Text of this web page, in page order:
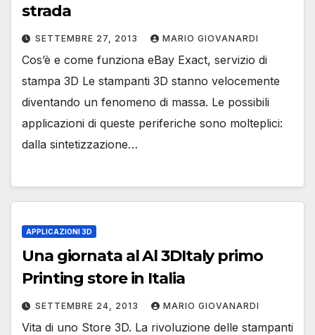
strada
SETTEMBRE 27, 2013 MARIO GIOVANARDI
Cos’è e come funziona eBay Exact, servizio di
stampa 3D Le stampanti 3D stanno velocemente
diventando un fenomeno di massa. Le possibili
applicazioni di queste periferiche sono molteplici:
dalla sintetizzazione…
APPLICAZIONI 3D
Una giornata al Al 3DItaly primo
Printing store in Italia
SETTEMBRE 24, 2013 MARIO GIOVANARDI
Vita di uno Store 3D. La rivoluzione delle stampanti